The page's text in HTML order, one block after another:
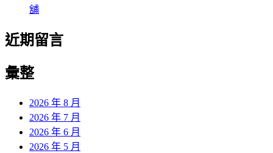
舖
近期留言
彙整
2026 年 8 月
2026 年 7 月
2026 年 6 月
2026 年 5 月